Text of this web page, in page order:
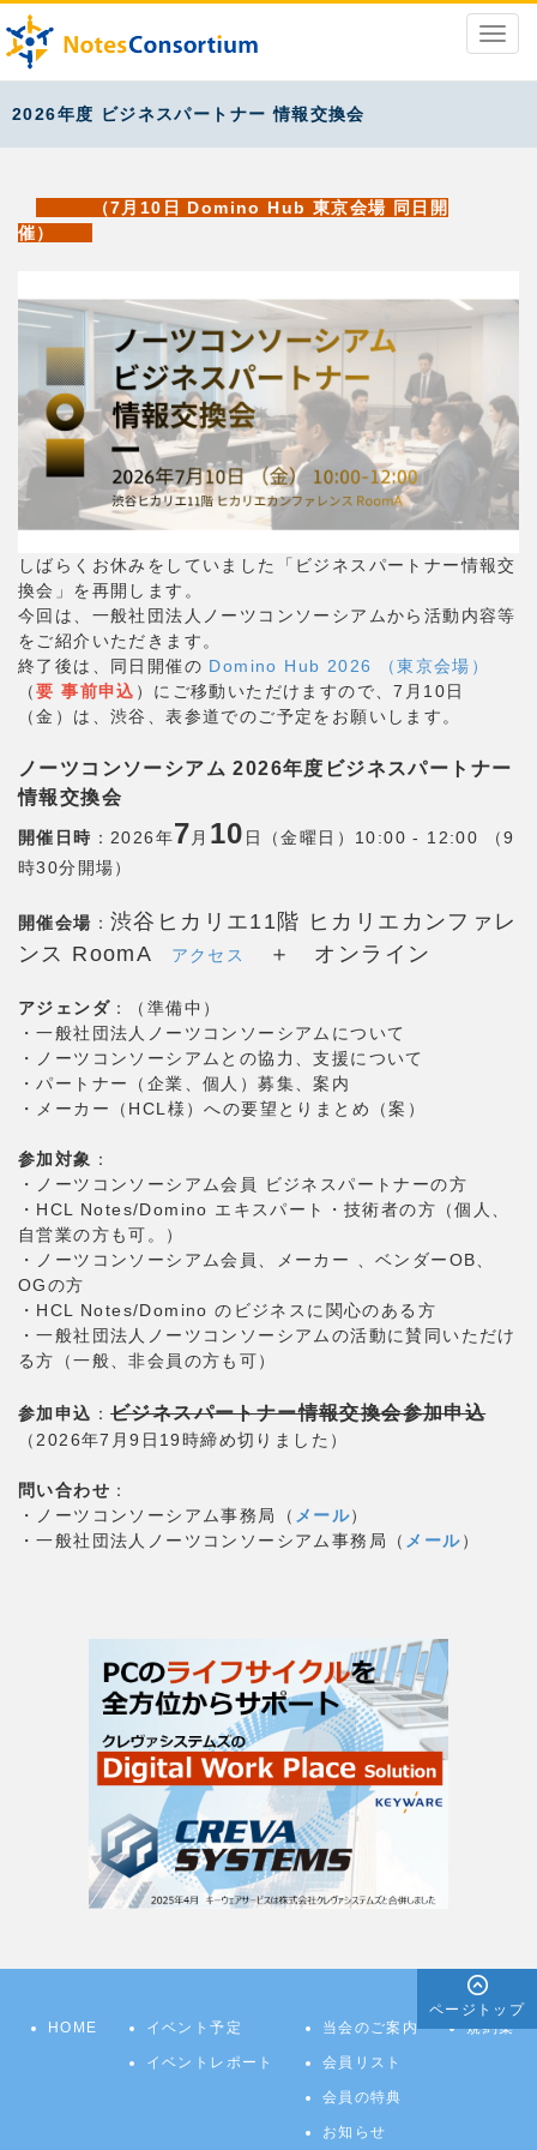
2026年度 ビジネスパートナー 情報交換会
（7月10日 Domino Hub 東京会場 同日開
催）
しばらくお休みをしていました「ビジネスパートナー情報交
換会」を再開します。
今回は、一般社団法人ノーツコンソーシアムから活動内容等
をご紹介いただきます。
終了後は、同日開催の Domino Hub 2026 （東京会場）
（要 事前申込 ）にご移動いただけますので、7月10日
（金）は、渋谷、表参道でのご予定をお願いします。
ノーツコンソーシアム 2026年度ビジネスパートナー
情報交換会
開催日時 ：2026年7 月 10 日（金曜日）10:00 - 12:00 （9
時30分開場）
開催会場 ：渋谷ヒカリエ11階 ヒカリエカンファレ
ンス RoomA
アクセス ＋ オンライン
アジェンダ ：（準備中）
・一般社団法人ノーツコンソーシアムについて
・ノーツコンソーシアムとの協力、支援について
・パートナー（企業、個人）募集、案内
・メーカー（HCL様）への要望とりまとめ（案）
参加対象 ：
・ノーツコンソーシアム会員 ビジネスパートナーの方
・HCL Notes/Domino エキスパート・技術者の方（個人、
自営業の方も可。）
・ノーツコンソーシアム会員、メーカー 、ベンダーOB、
OGの方
・HCL Notes/Domino のビジネスに関心のある方
・一般社団法人ノーツコンソーシアムの活動に賛同いただけ
る方（一般、非会員の方も可）
参加申込 ：ビジネスパートナー情報交換会参加申込
（2026年7月9日19時締め切りました）
問い合わせ ：
・ノーツコンソーシアム事務局（ メール）
・一般社団法人ノーツコンソーシアム事務局（ メール）
HOME イベント予定
イベントレポート
当会のご案内
会員リスト
会員の特典
お知らせ
規約集
ページトップ